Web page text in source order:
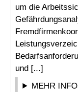
um die
und [...]
MEHR